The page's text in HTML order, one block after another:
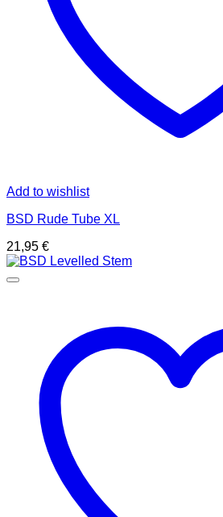
Add to wishlist
BSD Rude Tube XL
21,95 €